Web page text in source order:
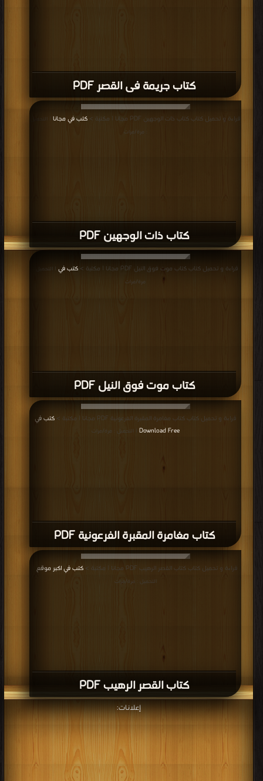
كتاب جريمة فى القصر PDF
كتاب ذات الوجهين PDF
قراءة و تحميل كتاب كتاب ذات الوجهين PDF مجانا | مكتبة > كتب في مجانا
: مرة/مرات
كتاب موت فوق النيل PDF
قراءة و تحميل كتاب كتاب موت فوق النيل PDF مجانا | مكتبة > كتب في
| التحميل :
مرة/مرات
كتاب مغامرة المقبرة الفرعونية PDF
قراءة و تحميل كتاب كتاب مغامرة المقبرة الفرعونية PDF مجانا | مكتبة >
كتب في
Download Free
| التحميل : مرة/مرات
كتاب القصر الرهيب PDF
قراءة و تحميل كتاب كتاب القصر الرهيب PDF مجانا | مكتبة > كتب في اكبر موقع
التحميل : مرة/مرات
إعلانات: